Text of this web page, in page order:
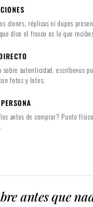
clones, réplicas ni dupes
dice el frasco es lo que
sobre autenticidad, escríbenos
fotos y lotes.
antes de comprar? Punto
antes que